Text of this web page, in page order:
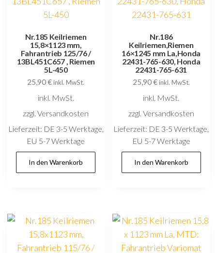
Nr.185 Keilriemen
15,8×1123 mm,
Fahrantrieb 125/76 /
13BL451C657 , Riemen
5L-450
25,90€ inkl. MwSt.
inkl. MwSt.
zzgl. Versandkosten
Lieferzeit: DE 3-5 Werktage,
EU 5-7 Werktage
In den Warenkorb
Nr.186
Keilriemen,Riemen
16×1245 mm La,Honda
22431-765-630, Honda
22431-765-631
25,90€ inkl. MwSt.
inkl. MwSt.
zzgl. Versandkosten
Lieferzeit: DE 3-5 Werktage,
EU 5-7 Werktage
In den Warenkorb